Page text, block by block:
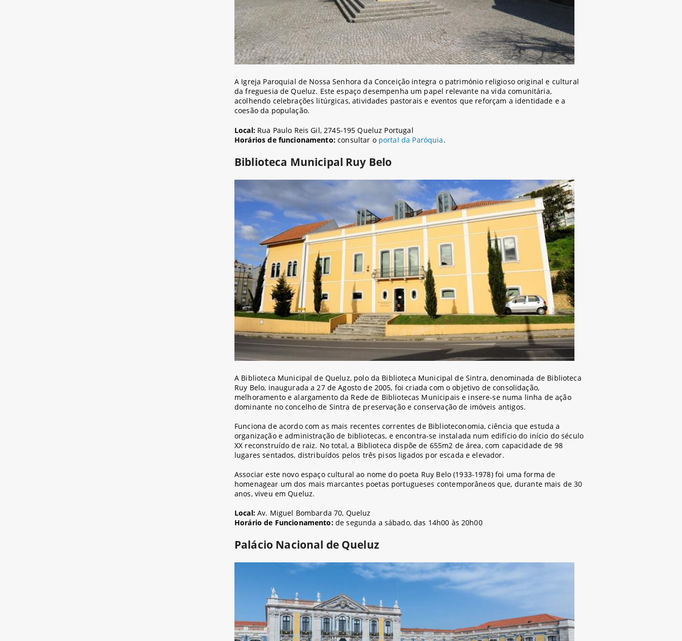
A Igreja Paroquial de Nossa Senhora da Conceição integra o património religioso original e cultural
da freguesia de Queluz. Este espaço desempenha um papel relevante na vida comunitária,
acolhendo celebrações litúrgicas, atividades pastorais e eventos que reforçam a identidade e a
coesão da população.
Local:Rua Paulo Reis Gil, 2745-195 Queluz Portugal
Horários de funcionamento:consultar o portal da Paróquia.
Biblioteca Municipal Ruy Belo
A Biblioteca Municipal de Queluz, polo da Biblioteca Municipal de Sintra, denominada de Biblioteca
Ruy Belo, inaugurada a 27 de Agosto de 2005, foi criada com o objetivo de consolidação,
melhoramento e alargamento da Rede de Bibliotecas Municipais e insere-se numa linha de ação
dominante no concelho de Sintra de preservação e conservação de imóveis antigos.
Funciona de acordo com as mais recentes correntes de Biblioteconomia, ciência que estuda a
organização e administração de bibliotecas, e encontra-se instalada num edifício do início do século
XX reconstruído de raiz. No total, a Biblioteca dispõe de 655m2 de área, com capacidade de 98
lugares sentados, distribuídos pelos três pisos ligados por escada e elevador.
Associar este novo espaço cultural ao nome do poeta Ruy Belo (1933-1978) foi uma forma de
homenagear um dos mais marcantes poetas portugueses contemporâneos que, durante mais de 30
anos, viveu em Queluz.
Local:Av. Miguel Bombarda 70, Queluz
Horário de Funcionamento:de segunda a sábado, das 14h00 às 20h00
Palácio Nacional de Queluz